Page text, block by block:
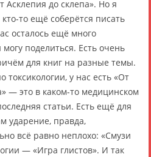
Асклепия до склепа». Но я
то ещё соберётся писать
осталось ещё много
поделиться. Есть очень
для книг на разные темы.
токсикологии, у нас есть «От
— это в каком-то медицинском
статьи. Есть ещё для
ударение, правда,
всё равно неплохо: «Смузи
— «Игра глистов». И так